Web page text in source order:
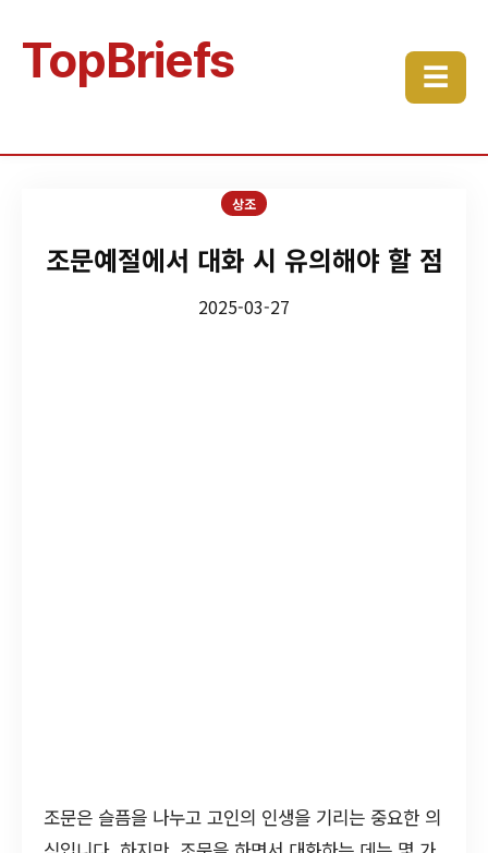
TopBriefs ☰
상조
조문예절에서 대화 시 유의해야 할 점
2025-03-27
조문은 슬픔을 나누고 고인의 인생을 기리는 중요한 의